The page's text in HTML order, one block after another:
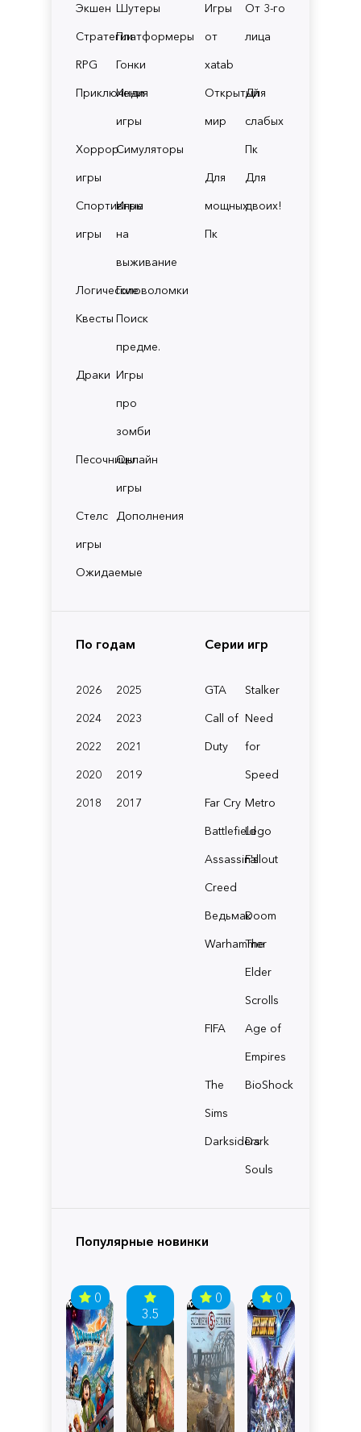
Экшен Шутеры
СтратегииПлатформеры
RPG
Гонки
Приключения
Инди
игры
Хоррор
игры
Симуляторы
Спортивные
игры
Игры
на
выживание
ЛогическиеГоловоломки
Квесты Поиск
предме.
Драки Игры
про
зомби
ПесочницыОнлайн
игры
Стелс
игры
Дополнения
Ожидаемые
Игры
от
xatab
От 3-го
лица
Открытый
мир
Для
слабых
Пк
Для
мощных
Пк
Для
двоих!
По годам
2026
2025
2024
2023
2022
2021
2020
2019
2018
2017
Серии игр
GTA
Stalker
Call of
Duty
Need
for
Speed
Far Cry Metro
BattlefieldLego
Assassin's
Creed
Fallout
ВедьмакDoom
Warhammer
The
Elder
Scrolls
FIFA
Age of
Empires
The
Sims
BioShock
Darksiders
Dark
Souls
Популярные новинки
0
3.5
0 0